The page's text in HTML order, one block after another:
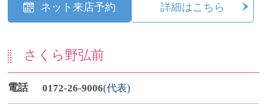
ネット来店予約 詳細はこちら
さくら野弘前
電話 0172-26-9006(代表)